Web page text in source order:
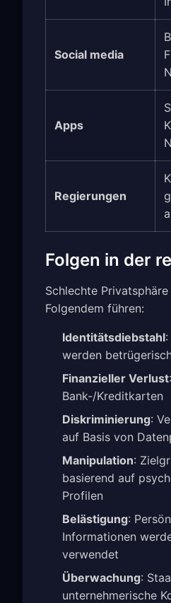
Social media
Apps
Regierungen
Folgen in der
Schlechte
Folgendem führen:
Identitätsdiebstahl
werden
Finanzieller Verlust
Bank-/Kreditkarten
Diskriminierung:
auf Basis von
Manipulation:
basierend auf
Profilen
Belästigung:
Informationen
verwendet
Überwachung:
unternehmerische